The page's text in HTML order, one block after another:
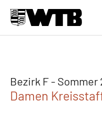
Bezirk F - Sommer
Damen